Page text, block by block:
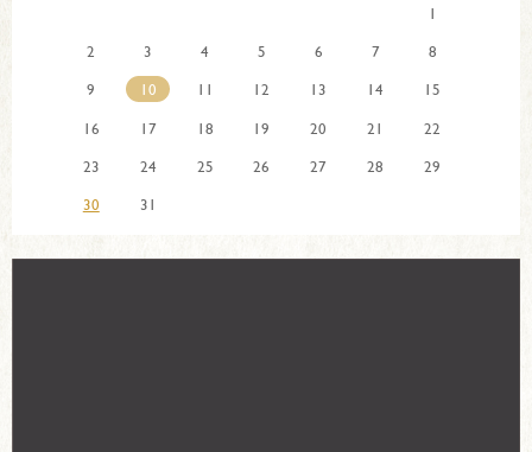
1
2
3 4 5 6 7
8
9
10 11 12 13 14
15
16
17 18 19 20 21
22
23
24 25 26 27 28
29
30
31